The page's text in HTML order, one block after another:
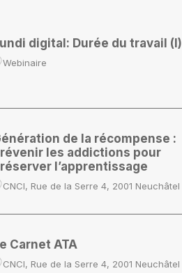
digital: Durée du travail (I)
Webinaire
de la récompense :
les addictions pour
l’apprentissage
CNCI, Rue de la Serre 4, 2001 Neuchâtel
Carnet ATA
CNCI, Rue de la Serre 4, 2001 Neuchâtel